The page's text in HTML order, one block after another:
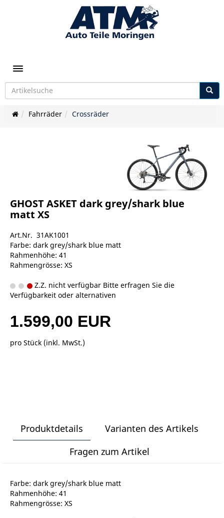
Toggle navigation
Fahrräder Crossräder
GHOST ASKET dark grey/shark blue
matt XS
Art.Nr. 31AK1001
Farbe: dark grey/shark blue matt
Rahmenhöhe: 41
Rahmengrösse: XS
Z.Z. nicht verfügbar Bitte erfragen Sie die
Verfügbarkeit oder alternativen
1.599,00 EUR
pro Stück (inkl. MwSt.)
Produktdetails
Varianten des Artikels
Fragen zum Artikel
Farbe: dark grey/shark blue matt
Rahmenhöhe: 41
Rahmengrösse: XS